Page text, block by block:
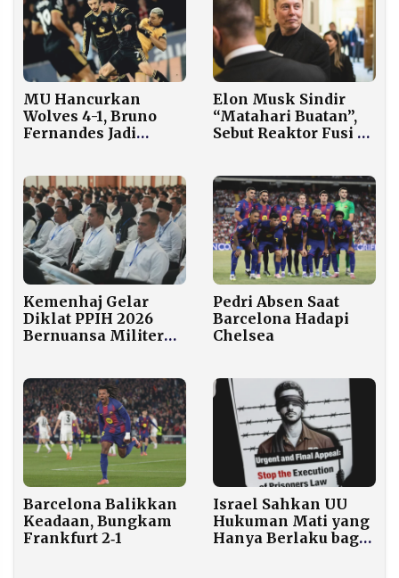
MU Hancurkan
Wolves 4-1, Bruno
Fernandes Jadi
Elon Musk Sindir
“Matahari Buatan”,
Sebut Reaktor Fusi di
Kemenhaj Gelar
Diklat PPIH 2026
Bernuansa Militer
Pedri Absen Saat
Barcelona Hadapi
Chelsea
Barcelona Balikkan
Keadaan, Bungkam
Frankfurt 2‑1
Israel Sahkan UU
Hukuman Mati yang
Hanya Berlaku bagi